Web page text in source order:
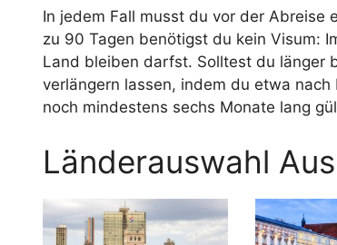
In jedem Fall musst du vor der Abreise
zu 90 Tagen benötigst du kein Visum:
Land bleiben darfst. Solltest du länger
verlängern lassen, indem du etwa
noch mindestens sechs Monate lang
Länderauswahl